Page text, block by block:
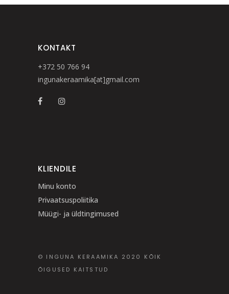
KONTAKT
+372 50 766 94
ingunakeraamika[at]gmail.com
KLIENDILE
Minu konto
Privaatsuspoliitika
Müügi- ja üldtingimused
© INGUNA KERAAMIKA 2020 KÕIK
ÕIGUSED KAITSTUD